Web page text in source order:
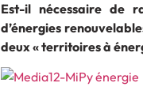
Est-il nécessaire de
d’énergies
deux « territoires à